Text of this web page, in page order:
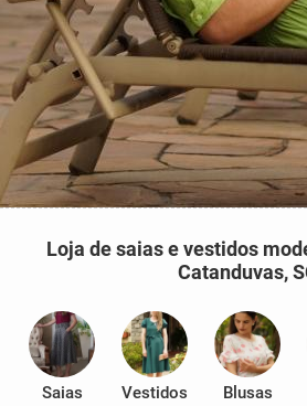
Loja de saias e vestidos
Catanduvas,
Saias Vestidos Blusas